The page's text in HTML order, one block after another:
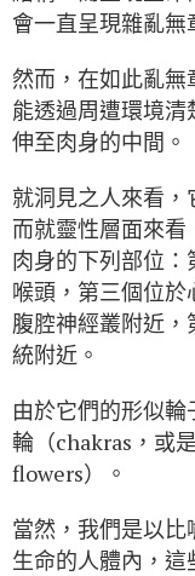
會一直呈現雜亂無
然而，在如此亂
能透過周遭環境
伸至肉身的中間。
就洞見之人來看，
而就靈性層面來
肉身的下列部位
喉頭，第三個位
腹腔神經叢附近
統附近。
由於它們的形似
輪（chakras，或
flowers）。
當然，我們是以
生命的人體內，